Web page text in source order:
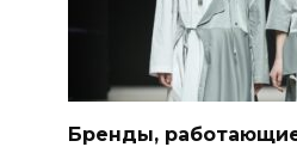
Бренды,